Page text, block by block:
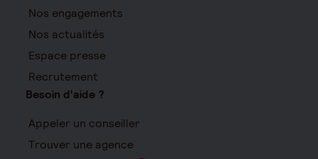
Nos engagements
Nos actualités
Espace presse
Recrutement
Besoin d'aide ?
Appeler un conseiller
Trouver une agence